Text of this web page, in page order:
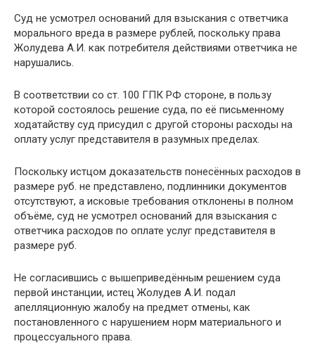
Суд не усмотрел оснований для взыскания с ответчика
морального вреда в размере рублей, поскольку права
Жолудева А.И. как потребителя действиями ответчика не
нарушались.
В соответствии со ст. 100 ГПК РФ стороне, в пользу
которой состоялось решение суда, по её письменному
ходатайству суд присудил с другой стороны расходы на
оплату услуг представителя в разумных пределах.
Поскольку истцом доказательств понесённых расходов в
размере руб. не представлено, подлинники документов
отсутствуют, а исковые требования отклонены в полном
объёме, суд не усмотрел оснований для взыскания с
ответчика расходов по оплате услуг представителя в
размере руб.
Не согласившись с вышеприведённым решением суда
первой инстанции, истец Жолудев А.И. подал
апелляционную жалобу на предмет отмены, как
постановленного с нарушением норм материального и
процессуального права.